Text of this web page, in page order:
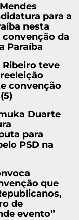
para a
nesta
da
Paraíba
teve
convenção
Duarte
para
PSD na
que
de
evento”